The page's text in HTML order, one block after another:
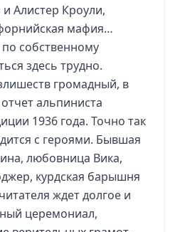
Алистер Кроули,
мафия…
собственному
здесь трудно.
громадный, в
альпиниста
1936 года. Точно так
с героями. Бывшая
любовница Вика,
курдская барышня
ждет долгое и
церемониал,